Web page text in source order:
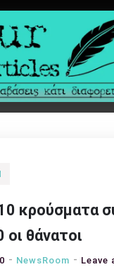
κάτι
κρούσματα
θάνατοι
NewsRoom Leave